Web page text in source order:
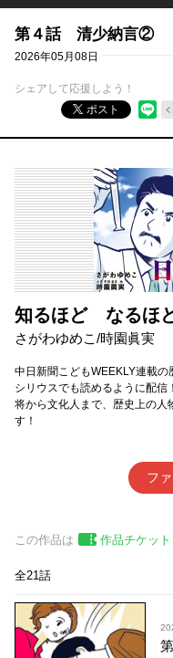
第４話 清少納言②
2026年05月08日
シェアして応援しよう！
ポスト
知るほど なるほ
さがわゆめこ /時園眞実
中日新聞こどもWEEKLY連載
シリウスでも読めるように配
将から文化人まで、歴史上の人
す！
フ
この作品は 作品チケット
全21話